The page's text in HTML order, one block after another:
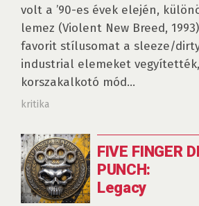
volt a ’90-es évek elején,
lemez (Violent New Breed,
favorit stílusomat a sleeze/
industrial elemeket
korszakalkotó mód...
kritika
FIVE FINGER
PUNCH:
Legacy